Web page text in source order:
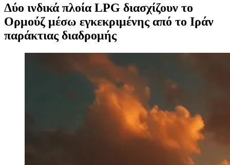
Δύο ινδικά πλοία LPG διασχίζουν το
Ορμούζ μέσω εγκεκριμένης από το Ιράν
παράκτιας διαδρομής